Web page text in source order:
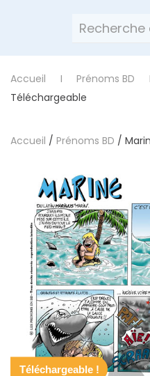
Recherche
Accueil Prénoms BD
Téléchargeable
Accueil / Prénoms BD /
Téléchargeable !